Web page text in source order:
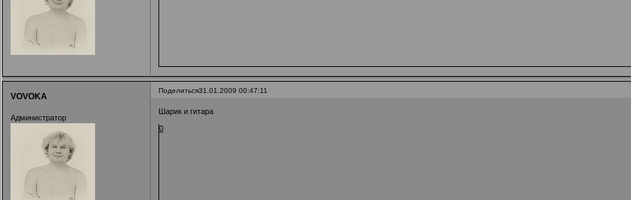
Поделиться31.01.2009 00:47:11
VOVOKA
Администратор
Шарик и гитара
0